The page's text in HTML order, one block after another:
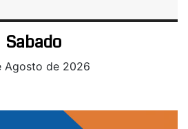
Sabado
Agosto de 2026